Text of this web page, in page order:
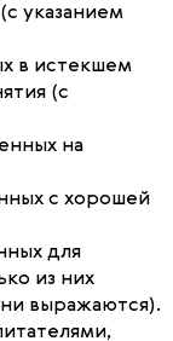
указанием
в истекшем
(с
на
с хорошей
для
из них
выражаются).